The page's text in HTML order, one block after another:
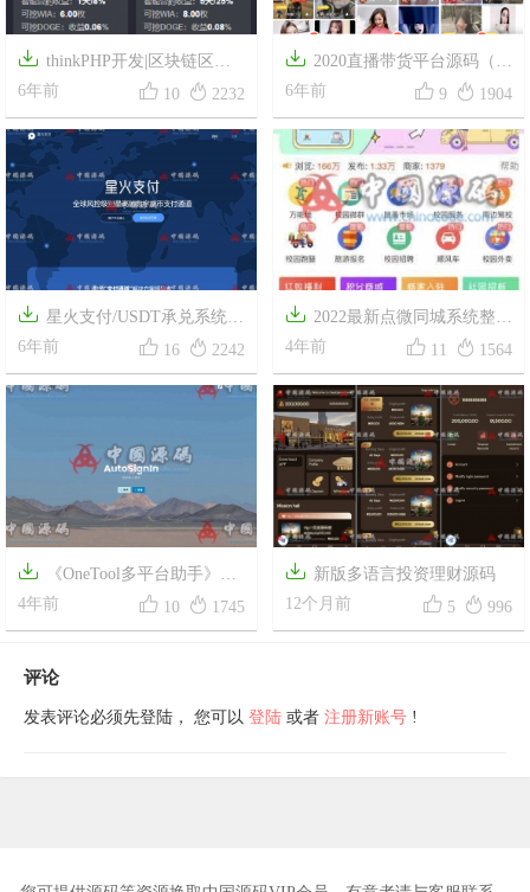
 thinkPHP开发|区块链区块
乱世王者英雄养成系统|区块狗
区块十二生肖养成模式
6年前  10  2232
 2020直播带货平台源码（无
限制完美运营版）三端互通，
pc+安卓+ios三端源码
6年前  9  1904
 星火支付/USDT承兑系统/
支持ERC20 OMNI/代理商/第三
方支付接口/USDT场外OTC/数
6年前  16  2242
 2022最新点微同城系统整站
源码
4年前  11  1564

《OneTool多平台助手》源
码
4年前  10  1745
 新版多语言投资理财源码
12个月前
 5  996
评论
发表评论必须先登陆， 您可以 登陆 或者 注册新账号 !